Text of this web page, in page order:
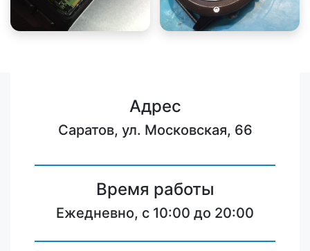
Адрес
Саратов, ул. Московская, 66
Время работы
Ежедневно, с 10:00 до 20:00